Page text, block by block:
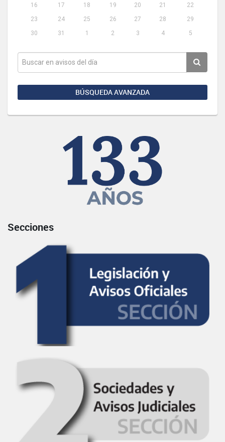
16
17 18 19 20 21
22
23
24 25 26 27 28
29
30
31 1 2 3 4 5
BÚSQUEDA AVANZADA
Secciones